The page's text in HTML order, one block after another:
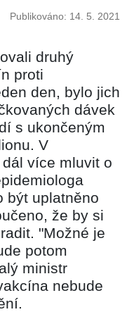
Publikováno: 14. 5. 2021
druhý
proti
den, bylo jich
dávek
s ukončeným
V
více mluvit o
být uplatněno
že by si
"Možné je
potom
ministr
nebude